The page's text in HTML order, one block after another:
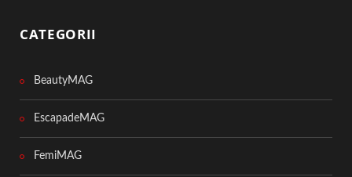
CATEGORII
BeautyMAG
EscapadeMAG
FemiMAG